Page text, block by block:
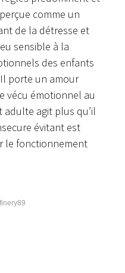
comme un
de la détresse et
sensible à la
des enfants
porte un amour
vécu émotionnel au
adulte agit plus qu’il
évitant est
le fonctionnement